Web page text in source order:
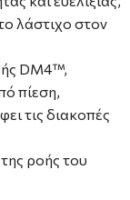
λάστιχο στον
DM4™,
πίεση,
τις διακοπές
ροής του